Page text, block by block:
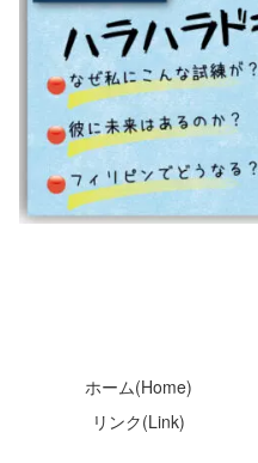
ホーム(Home)
リンク(Link)